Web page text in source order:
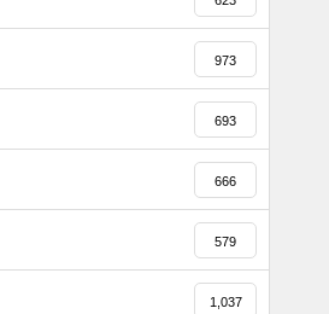
973
693
666
579
1,037